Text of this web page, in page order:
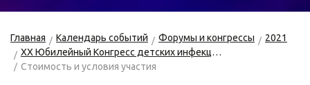
Главная Календарь событий Форумы и конгрессы
2021
ХX Юбилейный Конгресс детских инфекционистов России с международным участием «Актуальные вопросы инфекционной патологии и вакцинопрофилактики»
Стоимость и условия участия